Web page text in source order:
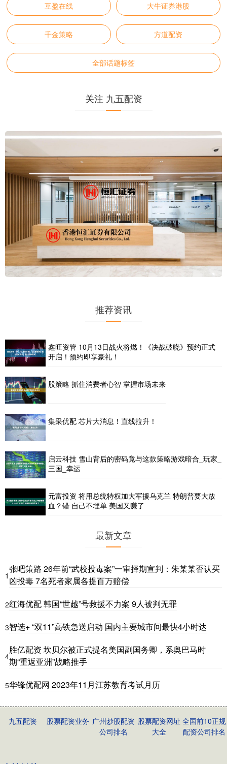
互盈在线 大牛证券港股
千金策略 方道配资
全部话题标签
关注 九五配资
推荐资讯
鑫旺资管 10月13日战火将燃！《决战破晓》预约正式
开启！预约即享豪礼！
股策略 抓住消费者心智 掌握市场未来
集采优配 芯片大消息！直线拉升！
启云科技 雪山背后的密码竟与这款策略游戏暗合_玩家_
三国_幸运
元富投资 将用总统特权加大军援乌克兰 特朗普要大放
血？错 自己不埋单 美国又赚了
最新文章
1
张吧策路 26年前“武校投毒案”一审择期宣判：朱某某否认买
凶投毒 7名死者家属各提百万赔偿
2红海优配 韩国“世越”号救援不力案 9人被判无罪
3智选+ “双11”高铁急送启动 国内主要城市间最快4小时达
4
胜亿配资 坎贝尔被正式提名美国副国务卿，系奥巴马时
期“重返亚洲”战略推手
5华锋优配网 2023年11月江苏教育考试月历
九五配资 股票配资业务 广州炒股配资
公司排名
股票配资网址
大全
全国前10正规
配资公司排名